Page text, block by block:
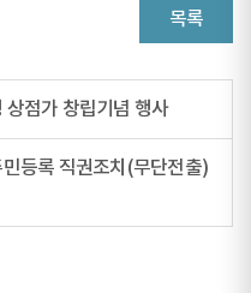
목록
점가 창립기념 행사
등록 직권조치(무단전출)